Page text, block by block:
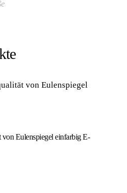
Eulenspiegel einfarbig E-